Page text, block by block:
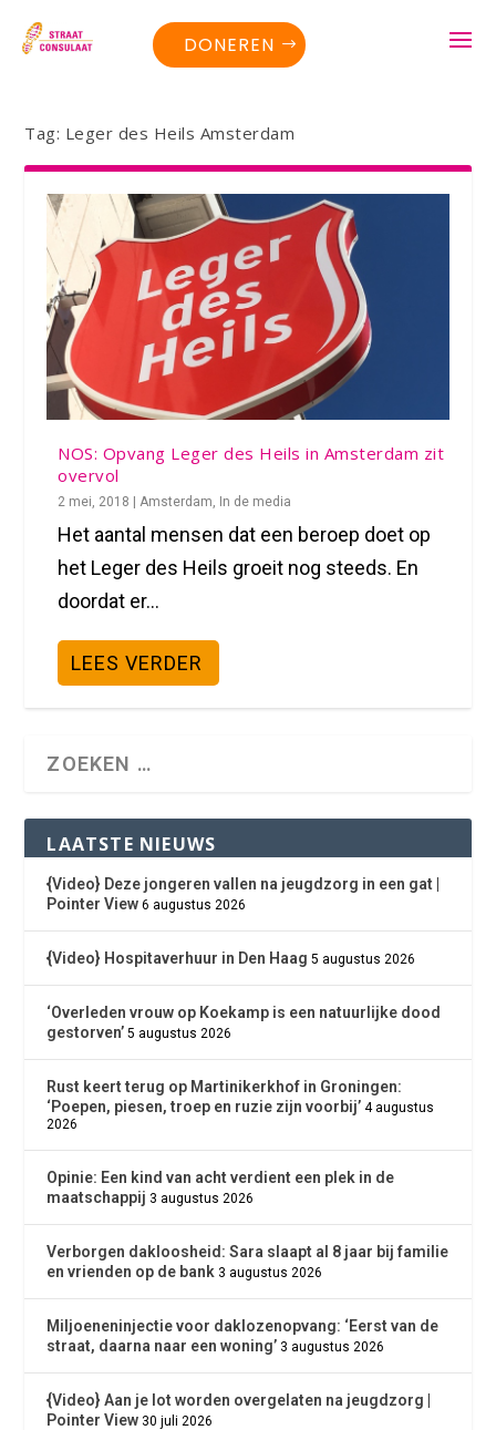
DONEREN
Tag: Leger des Heils Amsterdam
NOS: Opvang Leger des Heils in Amsterdam zit
overvol
2 mei, 2018 |Amsterdam, In de media
Het aantal mensen dat een beroep doet op
het Leger des Heils groeit nog steeds. En
doordat er...
LEES VERDER
LAATSTE NIEUWS
{Video} Deze jongeren vallen na jeugdzorg in een gat |
Pointer View 6 augustus 2026
{Video} Hospitaverhuur in Den Haag 5 augustus 2026
‘Overleden vrouw op Koekamp is een natuurlijke dood
gestorven’ 5 augustus 2026
Rust keert terug op Martinikerkhof in Groningen:
‘Poepen, piesen, troep en ruzie zijn voorbij’ 4 augustus
2026
Opinie: Een kind van acht verdient een plek in de
maatschappij 3 augustus 2026
Verborgen dakloosheid: Sara slaapt al 8 jaar bij familie
en vrienden op de bank 3 augustus 2026
Miljoeneninjectie voor daklozenopvang: ‘Eerst van de
straat, daarna naar een woning’ 3 augustus 2026
{Video} Aan je lot worden overgelaten na jeugdzorg |
Pointer View 30 juli 2026